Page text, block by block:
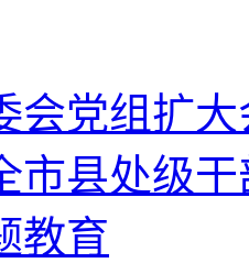
会党组扩
市县处级
教育